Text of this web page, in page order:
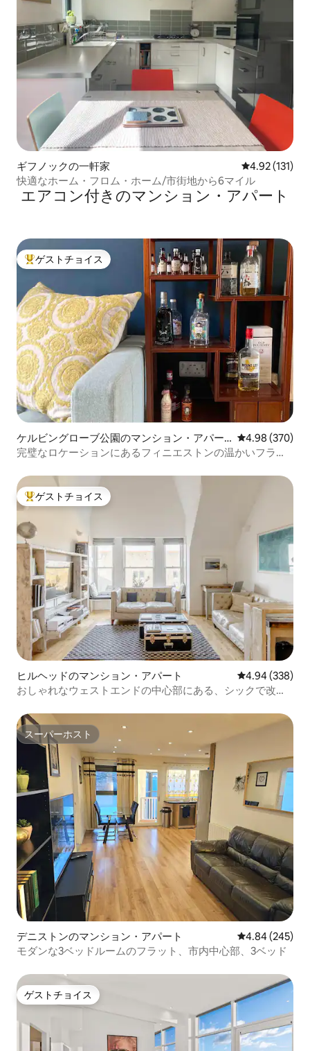
ギフノックの一軒家 レビュー131
4.92 (131)
快適なホーム・フロム・ホーム/市街地から6マイル
エアコン付きのマンション・アパート
大好評のゲストチョイスです。
ゲストチョイス
ケルビングローブ公園のマンション・アパー
ト
レビュー370
4.98 (370)
完璧なロケーションにあるフィニエストンの温かいフラッ
大好評のゲストチョイスです。
ゲストチョイス
ヒルヘッドのマンション・アパート レビュー338
4.94 (338)
おしゃれなウェストエンドの中心部にある、シックで改装
スーパーホスト
スーパーホスト
デニストンのマンション・アパート レビュー245
4.84 (245)
モダンな3ベッドルームのフラット、市内中心部、3ベッド
ゲストチョイス
ゲストチョイス